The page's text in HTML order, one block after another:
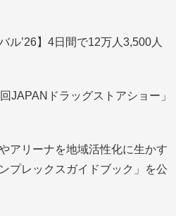
ル’26】4日間で12万人3,500人
JAPANドラッグストアショー」
アリーナを地域活性化に生かす
プレックスガイドブック」を公